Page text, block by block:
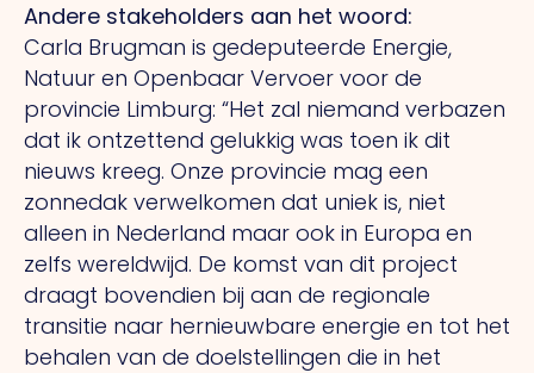
Andere stakeholders aan het woord:
Carla Brugman is gedeputeerde Energie,
Natuur en Openbaar Vervoer voor de
provincie Limburg: “Het zal niemand verbazen
dat ik ontzettend gelukkig was toen ik dit
nieuws kreeg. Onze provincie mag een
zonnedak verwelkomen dat uniek is, niet
alleen in Nederland maar ook in Europa en
zelfs wereldwijd. De komst van dit project
draagt bovendien bij aan de regionale
transitie naar hernieuwbare energie en tot het
behalen van de doelstellingen die in het